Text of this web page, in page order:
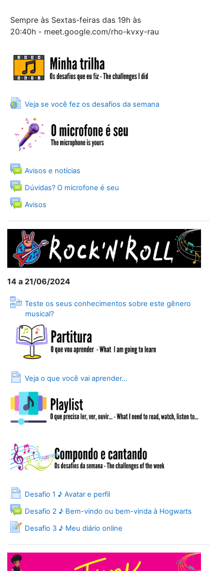
Sempre às Sextas-feiras das 19h às
20:40h - meet.google.com/rho-kvxy-rau
Veja se você fez os desafios da semana
URL
Avisos e notícias
Forum
Dúvidas? O microfone é seu
Forum
Avisos
Forum
14 a 21/06/2024
Teste os seus conhecimentos sobre este gênero
musical?
Lesson
Veja o que você vai aprender...
Page
Desafio 1 ♪ Avatar e perfil
Page
Desafio 2 ♪ Bem-vindo ou bem-vinda à Hogwarts
Forum
Desafio 3 ♪ Meu diário online
Journal